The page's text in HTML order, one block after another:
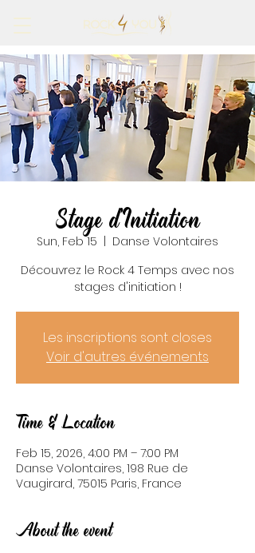
Stage d'Initiation
Sun, Feb 15
Danse Volontaires
Découvrez le Rock 4 Temps avec nos
stages d'initiation !
Les inscriptions sont closes
Voir d'autres événements
Time & Location
Feb 15, 2026, 4:00 PM – 7:00 PM
Danse Volontaires, 198 Rue de
Vaugirard, 75015 Paris, France
About the event